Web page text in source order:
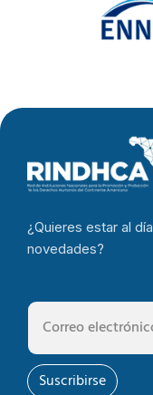
¿Quieres estar al
novedades?
Suscribirse